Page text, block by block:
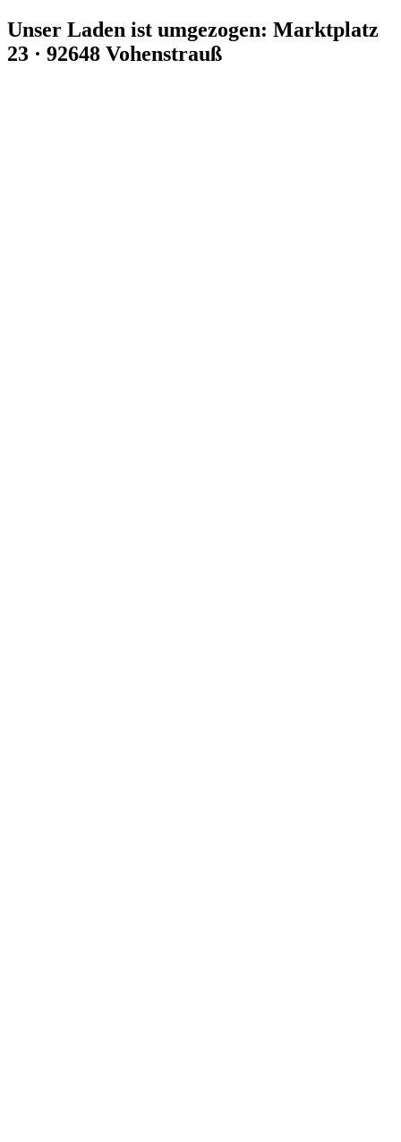
Zum
Inhalt
springen
Unser Laden ist umgezogen: Marktplatz
23 · 92648 Vohenstrauß